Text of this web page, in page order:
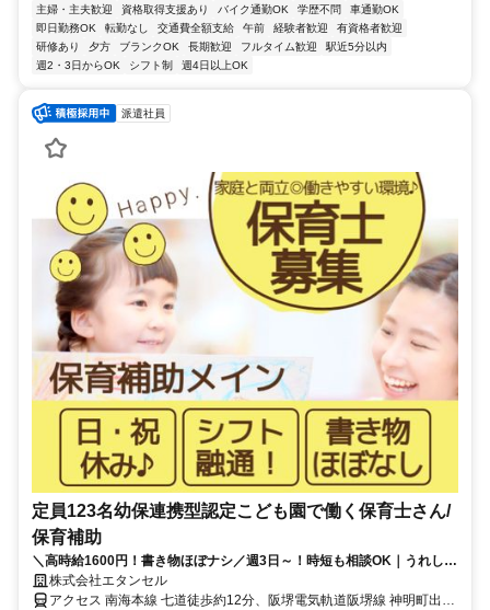
主婦・主夫歓迎 資格取得支援あり バイク通勤OK 学歴不問
車通勤OK
即日勤務OK
転勤なし 交通費全額支給 午前 経験者歓迎
有資格者歓迎
研修あり
夕方 ブランクOK 長期歓迎 フルタイム歓迎
駅近5分以内
週2・3日からOK
シフト制 週4日以上OK
派遣社員
定員123名幼保連携型認定こども園で働く保育士さん/
保育補助
＼高時給1600円！書き物ほぼナシ／週3日～！時短も相談OK｜うれしい
日祝休み｜ピアノスキル不要♪
株式会社エタンセル
アクセス 南海本線 七道徒歩約12分、阪堺電気軌道阪堺線 神明町出入